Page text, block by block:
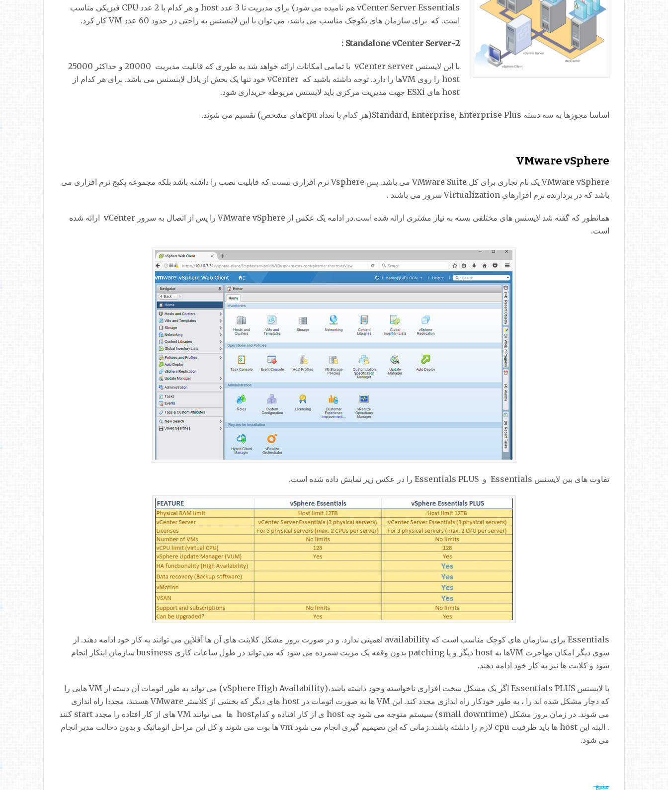
vCenter Server Essentials هم نامیده می شود) برای مدیریت تا 3 عدد host و هر کدام با 2 عدد CPU فیزیکی مناسب
است. که برای سازمان های یکوچک مناسب می باشد، می توان با این لاینسنس به راحتی در حدود 60 عدد VM کار کرد.
2-Standalone vCenter Server :
با این لایسنس vCenter server با تمامی امکانات ارائه خواهد شد به طوری که قابلیت مدیریت 20000 و حداکثر 25000
host را روی VMها را دارد. توجه داشته باشید که vCenter خود تنها یک بخش از پاذل لاینسنس می باشد. برای هر کدام از
host های ESXi جهت مدیریت مرکزی باید لایسنس مربوطه خریداری شود.
اساسا مجوزها به سه دسته Standard, Enterprise, Enterprise Plus(هر کدام با تعداد cpuهای مشخص) تقسیم می شوند.
VMware vSphere
VMware vSphere یک نام تجاری برای کل VMware Suite می باشد. پس Vsphere نرم افزاری نیست که قابلیت نصب را داشته باشد بلکه مجموعه پکیج نرم افزاری می
باشد که در بردارنده نرم افزارهای Virtualization سرور می باشند .
همانطور که گفته شد لایسنس های مختلفی بسته به نیاز مشتری ارائه شده است.در ادامه یک عکس از VMware vSphere را پس از اتصال به سرور vCenter ارائه شده
است.
تفاوت های بین لایسنس Essentials و Essentials PLUS را در عکس زیر نمایش داده شده است.
Essentials برای سازمان های کوچک مناسب است که availability اهمیتی ندارد. و در صورت بروز مشکل کلاینت های آن ها آفلاین می توانند به کار خود ادامه دهند. از
سوی دیگر امکان مهاجرت VMها به host دیگر و یا patching بدون وقفه یک مزیت شمرده می شود که می تواند در طول ساعات کاری business سازمان اینکار انجام
شود و کلایت ها نیز به کار خود ادامه دهند.
با لایسنس Essentials PLUS اگر یک مشکل سخت افزاری ناخواسته وجود داشته باشد،(vSphere High Availability) می تواند به طور اتومات آن دسته از VM هایی را
که دچار مشکل شده اند را ، به طور خودکار راه اندازی مجدد کند. این VM ها به صورت اتومات در host های دیگر که بخشی از کلاستر VMware هستند، مجددا راه اندازی
می شوند. در زمان بروز مشکل (small downtime) سیستم متوجه می شود چه host ی از کار افتاده و کدامhost ها می توانند VM های از کار افتاده را مجدد start کنند
. البته این host ها باید ظرفیت cpu لازم را داشته باشند.زمانی که این تصیمیم گیری انجام می شود vm ها بوت می شوند و کل این مراحل اتوماتیک و بدون دخالت مدیر انجام
می شود.
منبع